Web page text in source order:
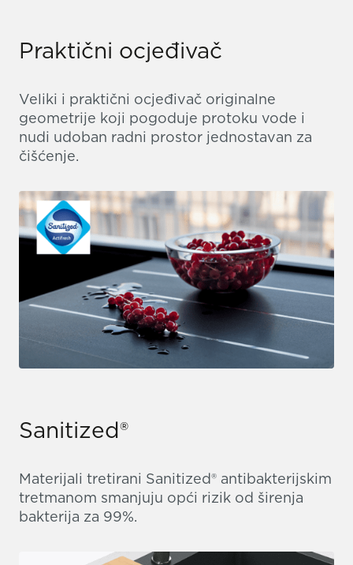
Praktični ocjeđivač
Veliki i praktični ocjeđivač originalne
geometrije koji pogoduje protoku vode i
nudi udoban radni prostor jednostavan za
čišćenje.
Sanitized®
Materijali tretirani Sanitized® antibakterijskim
tretmanom smanjuju opći rizik od širenja
bakterija za 99%.